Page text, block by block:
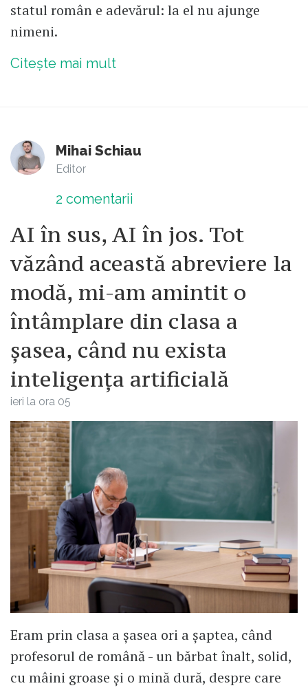
statul român e adevărul: la el nu ajunge
nimeni.
Citește mai mult
Mihai Schiau
Editor
2 comentarii
AI în sus, AI în jos. Tot
văzând această abreviere la
modă, mi-am amintit o
întâmplare din clasa a
șasea, când nu exista
inteligența artificială
ieri la ora 05
Eram prin clasa a șasea ori a șaptea, când
profesorul de română - un bărbat înalt, solid,
cu mâini groase și o mină dură, despre care